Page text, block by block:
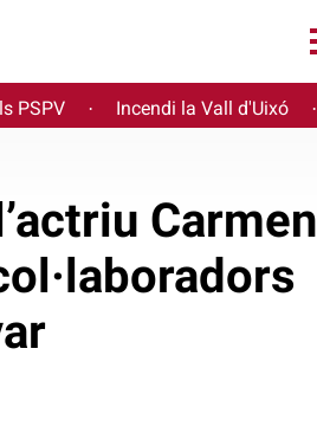
PSPV · Incendi la Vall d'Uixó ·
Carmen